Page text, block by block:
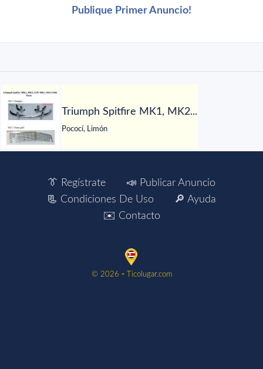
Publique Primer Anuncio!
Triumph Spitfire MK1, MK2...
Pococí, Limón
👔 Regístrate
📣 Publicar Anuncio
📃 Condiciones De Uso
🔎 Ayuda
✉️ Contacto
©️ 2026 ▫️ Ticolugar.com